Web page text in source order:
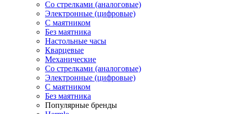
Со стрелками (аналоговые)
Электронные (цифровые)
С маятником
Без маятника
Настольные часы
Кварцевые
Механические
Со стрелками (аналоговые)
Электронные (цифровые)
С маятником
Без маятника
Популярные бренды